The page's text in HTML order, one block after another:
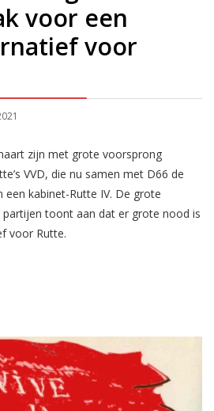
voor een
voor
zijn met grote voorsprong
VVD, die nu samen met D66 de
kabinet-Rutte IV. De grote
partijen toont aan dat er grote nood is
voor Rutte.